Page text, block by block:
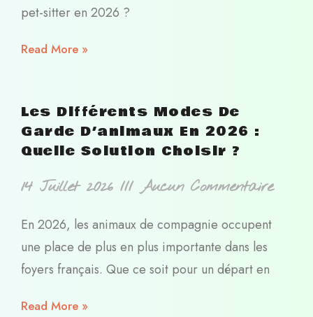
pet-sitter en 2026 ?
Read More »
Les Différents Modes De
Garde D’animaux En 2026 :
Quelle Solution Choisir ?
14 Juillet 2026 Aucun Commentaire
En 2026, les animaux de compagnie occupent
une place de plus en plus importante dans les
foyers français. Que ce soit pour un départ en
Read More »